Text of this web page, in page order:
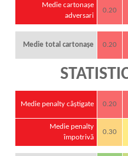
Medie cartonașe
adversari
0.20
Medie total cartonașe 0.20
Medie penalty câștigate 0.20
Medie penalty
împotrivă
0.30